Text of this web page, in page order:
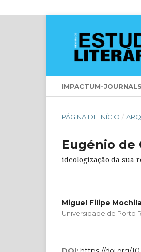
IMPACTUM-JOURNALS
PÁGINA DE INÍCIO /
Eugénio de
ideologização da sua
Miguel Filipe
Universidade de Porto